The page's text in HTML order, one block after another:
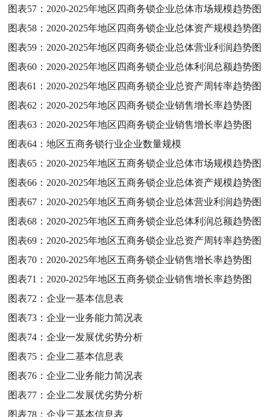
图表57： 2020-2025年地区四商务锁企业总体市场规模趋势图
图表58： 2020-2025年地区四商务锁企业总体资产规模趋势图
图表59： 2020-2025年地区四商务锁企业总体营业利润趋势图
图表60： 2020-2025年地区四商务锁企业总体利润总额趋势图
图表61： 2020-2025年地区四商务锁企业总资产周转率趋势图
图表62： 2020-2025年地区四商务锁企业销售增长率趋势图
图表63： 2020-2025年地区四商务锁企业销售增长率趋势图
图表64：地区五商务锁行业企业数量规模
图表65： 2020-2025年地区五商务锁企业总体市场规模趋势图
图表66： 2020-2025年地区五商务锁企业总体资产规模趋势图
图表67： 2020-2025年地区五商务锁企业总体营业利润趋势图
图表68： 2020-2025年地区五商务锁企业总体利润总额趋势图
图表69： 2020-2025年地区五商务锁企业总资产周转率趋势图
图表70： 2020-2025年地区五商务锁企业销售增长率趋势图
图表71： 2020-2025年地区五商务锁企业销售增长率趋势图
图表72：企业一基本信息表
图表73：企业一业务能力简况表
图表74：企业一发展优劣势分析
图表75：企业二基本信息表
图表76：企业二业务能力简况表
图表77：企业二发展优劣势分析
图表78：企业三基本信息表